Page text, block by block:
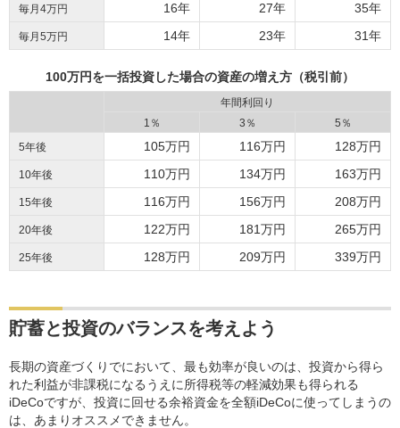
毎月4万円 16年 27年 35年
毎月5万円 14年 23年 31年
100万円を一括投資した場合の資産の増え方（税引前）
年間利回り
1％
3％
5％
5年後
105万円 116万円 128万円
10年後 110万円 134万円 163万円
15年後 116万円 156万円 208万円
20年後 122万円 181万円 265万円
25年後 128万円 209万円 339万円
貯蓄と投資のバランスを考えよう
長期の資産づくりでにおいて、最も効率が良いのは、投資から得ら
れた利益が非課税になるうえに所得税等の軽減効果も得られる
iDeCoですが、投資に回せる余裕資金を全額iDeCoに使ってしまうの
は、あまりオススメできません。